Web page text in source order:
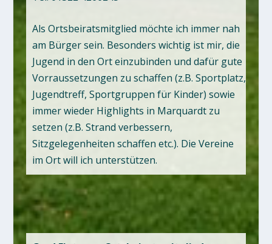
Als Ortsbeiratsmitglied möchte ich immer nah
am Bürger sein. Besonders wichtig ist mir, die
Jugend in den Ort einzubinden und dafür gute
Vorraussetzungen zu schaffen (z.B. Sportplatz,
Jugendtreff, Sportgruppen für Kinder) sowie
immer wieder Highlights in Marquardt zu
setzen (z.B. Strand verbessern,
Sitzgelegenheiten schaffen etc.). Die Vereine
im Ort will ich unterstützen.